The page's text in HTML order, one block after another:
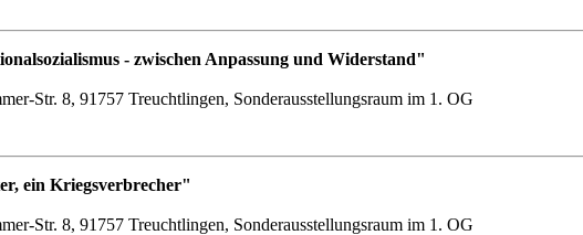
- zwischen Anpassung und Widerstand"
Str. 8, 91757 Treuchtlingen, Sonderausstellungsraum im 1. OG
ein Kriegsverbrecher"
Str. 8, 91757 Treuchtlingen, Sonderausstellungsraum im 1. OG